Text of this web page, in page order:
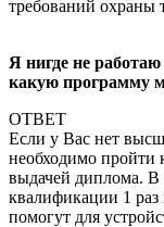
требований охраны
Я нигде не
какую программу
ОТВЕТ
Если у Вас нет
необходимо пройти
выдачей диплома. В
квалификации 1
помогут для